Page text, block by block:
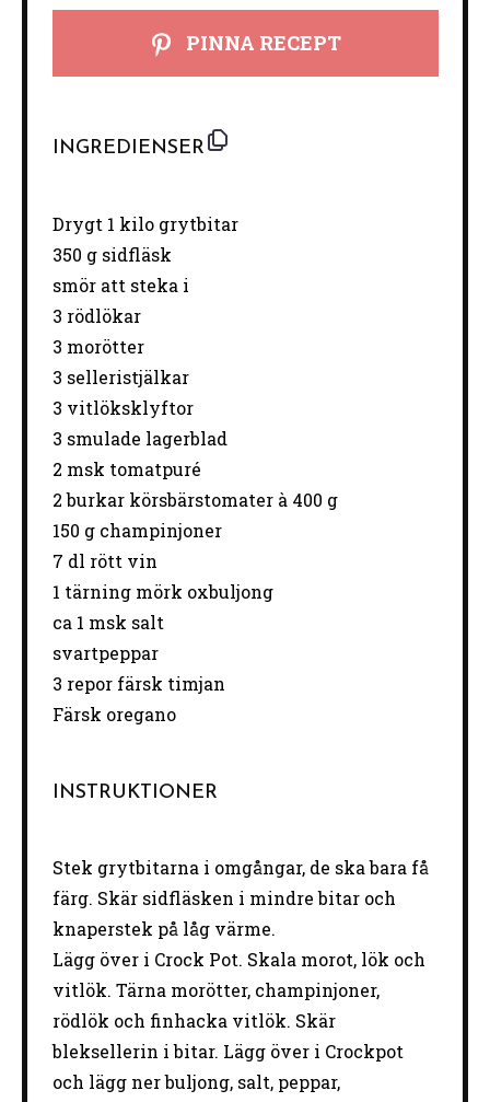
PINNA RECEPT
INGREDIENSER
Drygt 1 kilo grytbitar
350 gsidfläsk
smör att steka i
3 rödlökar
3 morötter
3 selleristjälkar
3 vitlöksklyftor
3 smulade lagerblad
2 msk tomatpuré
2burkar körsbärstomater à 400 g
150 gchampinjoner
7 dl rött vin
1 tärning mörk oxbuljong
ca 1 msk salt
svartpeppar
3 repor färsk timjan
Färsk oregano
INSTRUKTIONER
Stek grytbitarna i omgångar, de ska bara få
färg. Skär sidfläsken i mindre bitar och
knaperstek på låg värme.
Lägg över i Crock Pot. Skala morot, lök och
vitlök. Tärna morötter, champinjoner,
rödlök och finhacka vitlök. Skär
bleksellerin i bitar. Lägg över i Crockpot
och lägg ner buljong, salt, peppar,